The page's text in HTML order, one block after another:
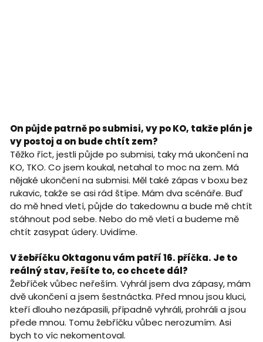
On půjde patrně po submisi, vy po KO, takže plán je
vy postoj a on bude chtít zem?
Těžko říct, jestli půjde po submisi, taky má ukončení na
KO, TKO. Co jsem koukal, netahal to moc na zem. Má
nějaké ukončení na submisi. Měl také zápas v boxu bez
rukavic, takže se asi rád štípe. Mám dva scénáře. Buď
do mě hned vletí, půjde do takedownu a bude mě chtít
stáhnout pod sebe. Nebo do mě vletí a budeme mě
chtít zasypat údery. Uvidíme.
V žebříčku Oktagonu vám patří 16. příčka. Je to
reálný stav, řešíte to, co chcete dál?
Žebříček vůbec neřeším. Vyhrál jsem dva zápasy, mám
dvě ukončení a jsem šestnáctka. Před mnou jsou kluci,
kteří dlouho nezápasili, případně vyhráli, prohráli a jsou
přede mnou. Tomu žebříčku vůbec nerozumím. Asi
bych to víc nekomentoval.